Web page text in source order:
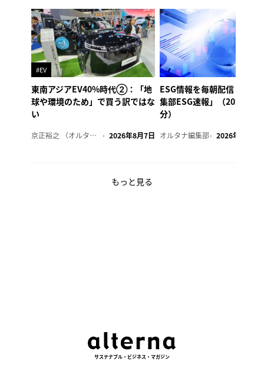
#EV
東南アジアEV40%時代②：「地
球や環境のため」で買う訳ではな
い
京正裕之 （オルタナ副編集長） 2026年8月7日
ESG情報を毎朝配信「オル
集部ESG速報」（2026年8
分）
オルタナ編集部 2026年8月7日
もっと見る
サステナブル・ビジネス・マガジン